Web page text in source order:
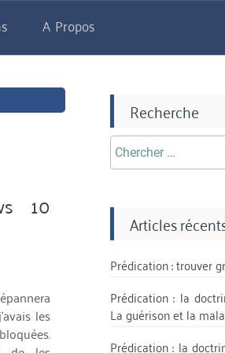
A Propos
10
les
Recherche
Chercher
aprè:
Articles
Prédication : trouver
Prédication : la
La guérison et la
Prédication : la